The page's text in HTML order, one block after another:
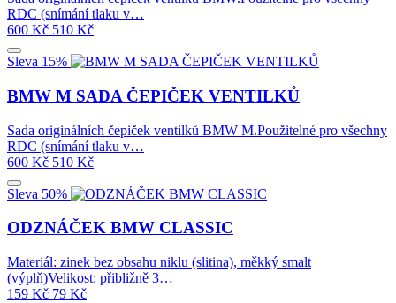
RDC (snímání tlaku v…
600 Kč 510 Kč
Sleva 15%
BMW M SADA ČEPIČEK VENTILKŮ
Sada originálních čepiček ventilků BMW M.Použitelné pro všechny
RDC (snímání tlaku v…
600 Kč 510 Kč
Sleva 50%
ODZNÁČEK BMW CLASSIC
Materiál: zinek bez obsahu niklu (slitina), měkký smalt
(výplň)Velikost: přibližně 3…
159 Kč 79 Kč